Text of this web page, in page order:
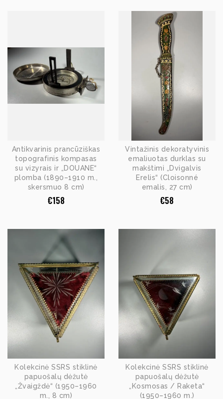
Antikvarinis prancūziškas
topografinis kompasas
su vizyrais ir „DOUANE“
plomba (1890–1910 m.,
skersmuo 8 cm)
€158
Vintažinis dekoratyvinis
emaliuotas durklas su
makštimi „Dvigalvis
Erelis“ (Cloisonné
emalis, 27 cm)
€58
Kolekcinė SSRS stiklinė
papuošalų dėžutė
„Žvaigždė“ (1950–1960
m., 8 cm)
Kolekcinė SSRS stiklinė
papuošalų dėžutė
„Kosmosas / Raketa“
(1950–1960 m.)